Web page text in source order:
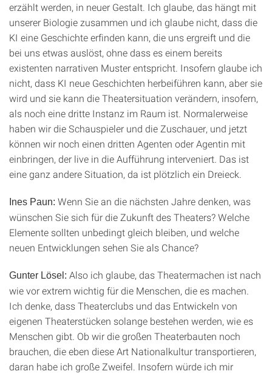
erzählt werden, in neuer Gestalt. Ich glaube, das hängt mit
unserer Biologie zusammen und ich glaube nicht, dass die
KI eine Geschichte erfinden kann, die uns ergreift und die
bei uns etwas auslöst, ohne dass es einem bereits
existenten narrativen Muster entspricht. Insofern glaube ich
nicht, dass KI neue Geschichten herbeiführen kann, aber sie
wird und sie kann die Theatersituation verändern, insofern,
als noch eine dritte Instanz im Raum ist. Normalerweise
haben wir die Schauspieler und die Zuschauer, und jetzt
können wir noch einen dritten Agenten oder Agentin mit
einbringen, der live in die Aufführung interveniert. Das ist
eine ganz andere Situation, da ist plötzlich ein Dreieck.
Ines Paun: Wenn Sie an die nächsten Jahre denken, was
wünschen Sie sich für die Zukunft des Theaters? Welche
Elemente sollten unbedingt gleich bleiben, und welche
neuen Entwicklungen sehen Sie als Chance?
Gunter Lösel: Also ich glaube, das Theatermachen ist nach
wie vor extrem wichtig für die Menschen, die es machen.
Ich denke, dass Theaterclubs und das Entwickeln von
eigenen Theaterstücken solange bestehen werden, wie es
Menschen gibt. Ob wir die großen Theaterbauten noch
brauchen, die eben diese Art Nationalkultur transportieren,
daran habe ich große Zweifel. Insofern würde ich mir